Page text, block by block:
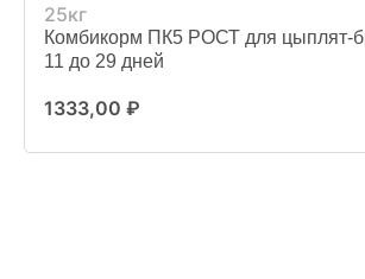
25кг
Комбикорм ПК5 РОСТ для цыплят-
11 до 29 дней
1333,00 ₽